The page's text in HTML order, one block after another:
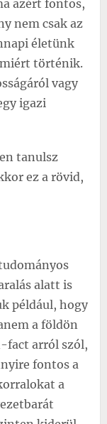
azért fontos,
nem csak az
életünk
történik.
vagy
igazi
tanulsz
ez a rövid,
alatt is
például, hogy
a földön
fact arról szól,
fontos a
a